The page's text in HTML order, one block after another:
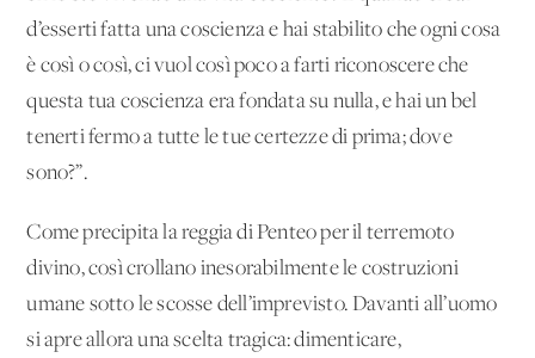
d’esserti fatta una coscienza e hai stabilito che ogni cosa
è così o così, ci vuol così poco a farti riconoscere che
questa tua coscienza era fondata su nulla, e hai un bel
tenerti fermo a tutte le tue certezze di prima; dove
sono?”.
Come precipita la reggia di Penteo per il terremoto
divino, così crollano inesorabilmente le costruzioni
umane sotto le scosse dell’imprevisto. Davanti all’uomo
si apre allora una scelta tragica: dimenticare,